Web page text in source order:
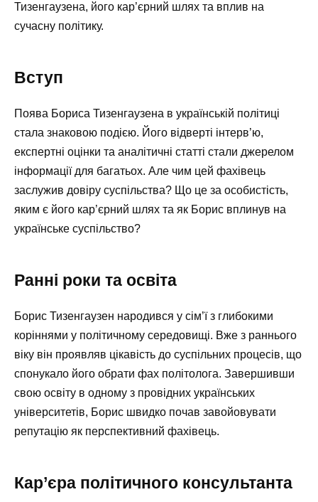
Тизенгаузена, його кар’єрний шлях та вплив на
сучасну політику.
Вступ
Поява Бориса Тизенгаузена в українській політиці
стала знаковою подією. Його відверті інтерв’ю,
експертні оцінки та аналітичні статті стали джерелом
інформації для багатьох. Але чим цей фахівець
заслужив довіру суспільства? Що це за особистість,
яким є його кар’єрний шлях та як Борис вплинув на
українське суспільство?
Ранні роки та освіта
Борис Тизенгаузен народився у сім’ї з глибокими
коріннями у політичному середовищі. Вже з раннього
віку він проявляв цікавість до суспільних процесів, що
спонукало його обрати фах політолога. Завершивши
свою освіту в одному з провідних українських
університетів, Борис швидко почав завойовувати
репутацію як перспективний фахівець.
Кар’єра політичного консультанта